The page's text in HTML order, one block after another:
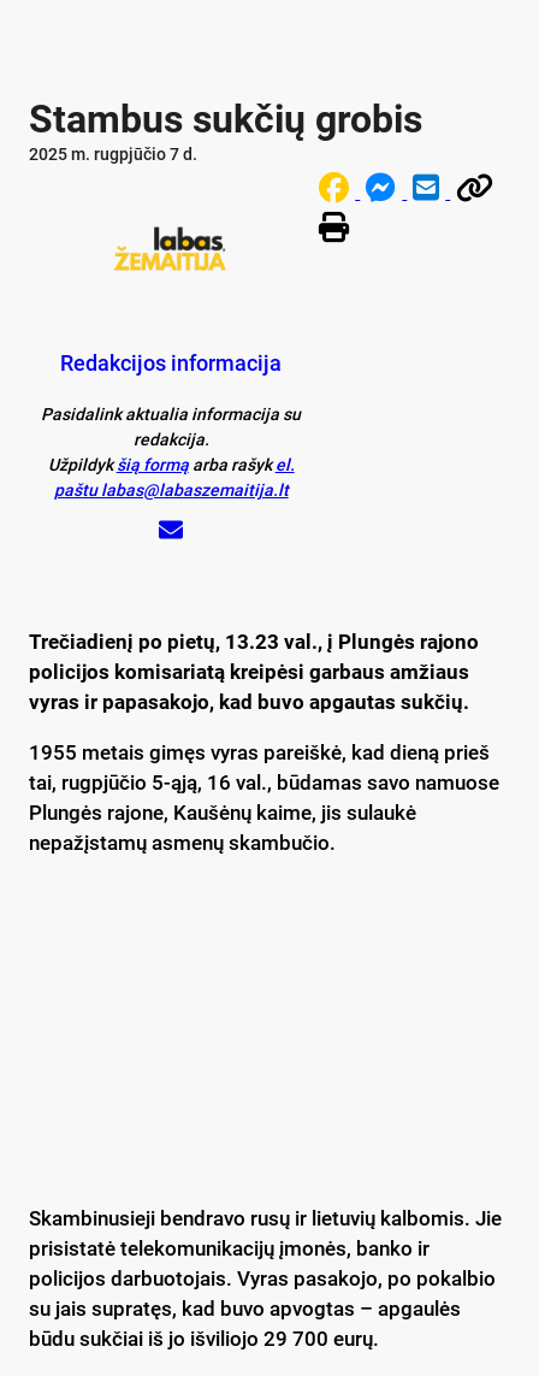
Stambus sukčių grobis
2025 m. rugpjūčio 7 d.
Redakcijos informacija
Pasidalink aktualia informacija su
redakcija.
Užpildykšią formąarba rašykel.
paštu labas@labaszemaitija.lt
Trečiadienį po pietų, 13.23 val., į Plungės rajono
policijos komisariatą kreipėsi garbaus amžiaus
vyras ir papasakojo, kad buvo apgautas sukčių.
1955 metais gimęs vyras pareiškė, kad dieną prieš
tai, rugpjūčio 5-ąją, 16 val., būdamas savo namuose
Plungės rajone, Kaušėnų kaime, jis sulaukė
nepažįstamų asmenų skambučio.
Skambinusieji bendravo rusų ir lietuvių kalbomis. Jie
prisistatė telekomunikacijų įmonės, banko ir
policijos darbuotojais. Vyras pasakojo, po pokalbio
su jais supratęs, kad buvo apvogtas – apgaulės
būdu sukčiai iš jo išviliojo 29 700 eurų.